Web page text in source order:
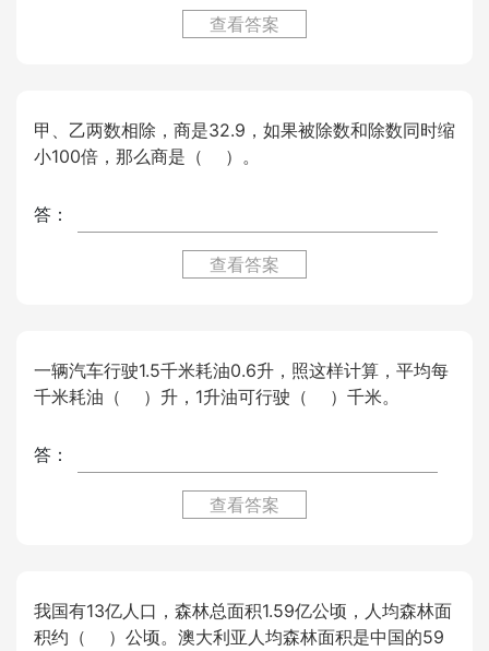
查看答案
甲、乙两数相除，商是32.9，如果被除数和除数同时缩
小100倍，那么商是（ ）。
答：
查看答案
一辆汽车行驶1.5千米耗油0.6升，照这样计算，平均每
千米耗油（ ）升，1升油可行驶（ ）千米。
答：
查看答案
我国有13亿人口，森林总面积1.59亿公顷，人均森林面
积约（ ）公顷。澳大利亚人均森林面积是中国的59